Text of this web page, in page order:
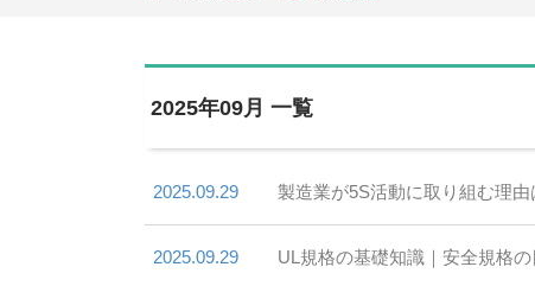
2025年09月 一覧
2025.09.29 製造業が5S活動に取り組む理
2025.09.29 UL規格の基礎知識｜安全規格